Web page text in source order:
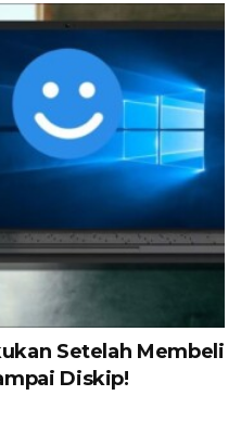
Setelah Membeli
Diskip!